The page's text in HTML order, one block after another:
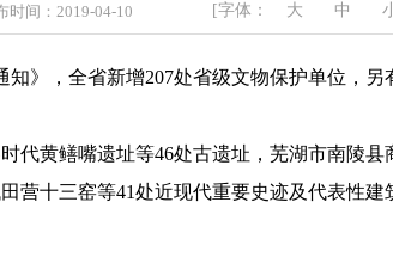
：2019-04-10 [字体： 大 中
》，全省新增207处省级文物保护单位，
黄鳝嘴遗址等46处古遗址，芜湖市南陵县
营十三窑等41处近现代重要史迹及代表性